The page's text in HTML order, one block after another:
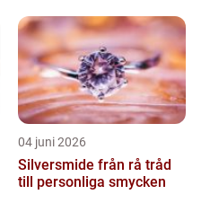
04 juni 2026
Silversmide från rå tråd
till personliga smycken